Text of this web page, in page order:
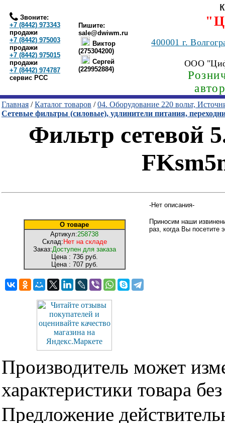
Звоните:
+7 (8442) 973343
продажи
+7 (8442) 975003
продажи
+7 (8442) 975015
продажи
+7 (8442) 974787
сервис РСС
Пишите:
sale@dwiwm.ru
Виктор
(275304200)
Сергей
(229952884)
400001г.
ООО
Главная /Каталог товаров /04. Оборудование 220 вольт,
Сетевые фильтры (силовые), удлинители питания,
Фильтр сетевой
О товаре
Артикул:258738
Склад: Нет на складе
Заказ:Доступен для заказа
Цена : 736 руб.
Цена : 707 руб.
-Нет описания-
Приносим наши
раз, когда Вы посетите
Производитель может
характеристики товара
Предложение